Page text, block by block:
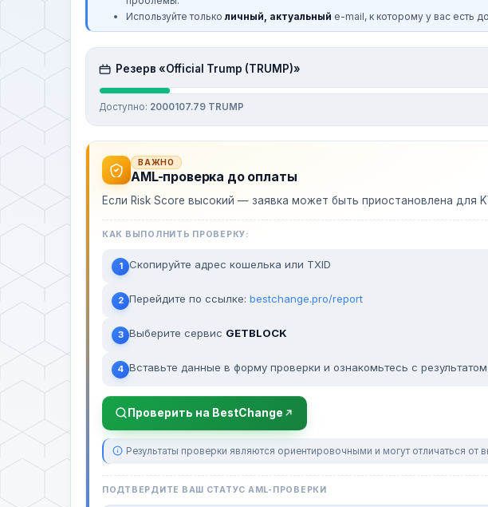
Используйте только личный, актуальный e-mail, к которому у вас есть
Резерв «Official Trump (TRUMP)»
Доступно: 2000107.79 TRUMP
ВАЖНО
AML-проверка до оплаты
Если Risk Score высокий — заявка может быть приостановлена для
КАК ВЫПОЛНИТЬ ПРОВЕРКУ:
1 Скопируйте адрес кошелька или TXID
2 Перейдите по ссылке: bestchange.pro/report
3 Выберите сервис GETBLOCK
4 Вставьте данные в форму проверки и ознакомьтесь с
Проверить на BestChange
Результаты проверки являются ориентировочными и могут отличаться от
ПОДТВЕРДИТЕ ВАШ СТАТУС AML-ПРОВЕРКИ